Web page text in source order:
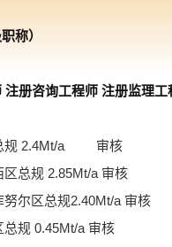
称）
注册咨询工程师 注册监理工
总规 2.4Mt/a 审核
总规 2.85Mt/a 审核
尔区总规2.40Mt/a 审核
规 0.45Mt/a 审核